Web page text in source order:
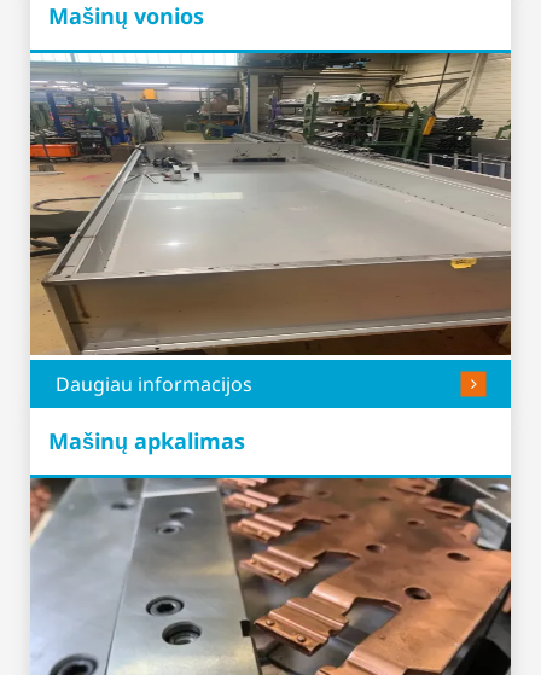
Mašinų vonios
Daugiau informacijos
Mašinų apkalimas